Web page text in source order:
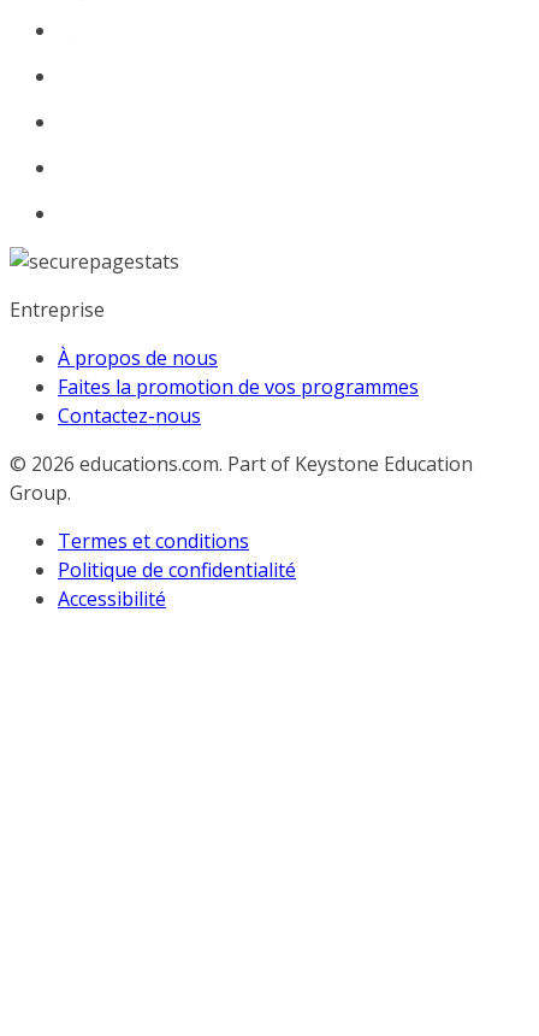
Entreprise
À propos de nous
Faites la promotion de vos programmes
Contactez-nous
© 2026 educations.com. Part of Keystone Education
Group.
Termes et conditions
Politique de confidentialité
Accessibilité